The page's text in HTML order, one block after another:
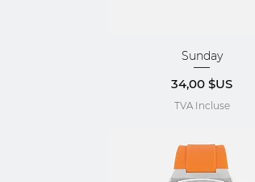
Aperçu rapide
Sunday
Prix
34,00 $US
TVA Incluse